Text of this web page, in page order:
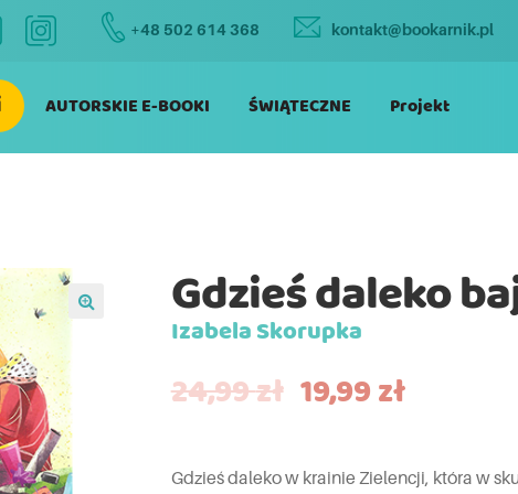
+48 502 614 368 kontakt@bookarnik.pl
AUTORSKIE E-BOOKI ŚWIĄTECZNE Projekt
Gdzieś daleko
Izabela Skorupka
24,99zł 19,99zł
Gdzieś daleko w krainie Zielencji, która w